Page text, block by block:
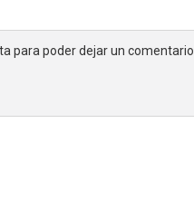
para poder dejar un comentario